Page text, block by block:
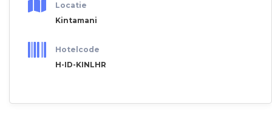
Locatie
Kintamani
Hotelcode
H-ID-KINLHR